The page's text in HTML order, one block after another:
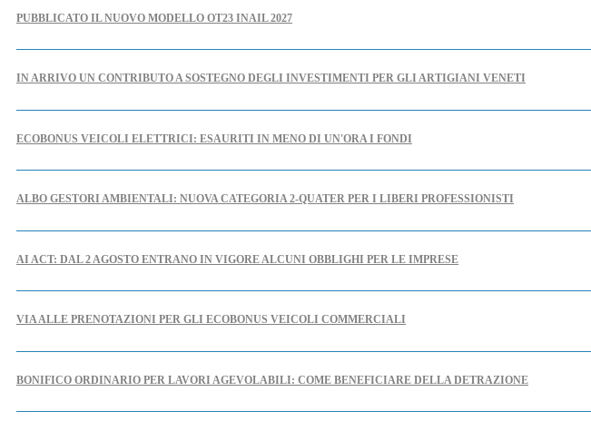
PUBBLICATO IL NUOVO MODELLO OT23 INAIL 2027
IN ARRIVO UN CONTRIBUTO A SOSTEGNO DEGLI INVESTIMENTI PER GLI ARTIGIANI VENETI
ECOBONUS VEICOLI ELETTRICI: ESAURITI IN MENO DI UN'ORA I FONDI
ALBO GESTORI AMBIENTALI: NUOVA CATEGORIA 2-QUATER PER I LIBERI PROFESSIONISTI
AI ACT: DAL 2 AGOSTO ENTRANO IN VIGORE ALCUNI OBBLIGHI PER LE IMPRESE
VIA ALLE PRENOTAZIONI PER GLI ECOBONUS VEICOLI COMMERCIALI
BONIFICO ORDINARIO PER LAVORI AGEVOLABILI: COME BENEFICIARE DELLA DETRAZIONE